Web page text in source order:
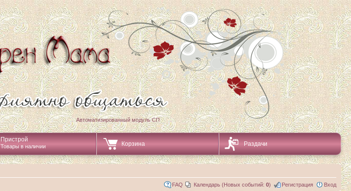
Автоматизированный модуль СП
Пристрой
Товары в наличии Корзина Раздачи
FAQ Календарь (Новых событий: 0) Регистрация Вход